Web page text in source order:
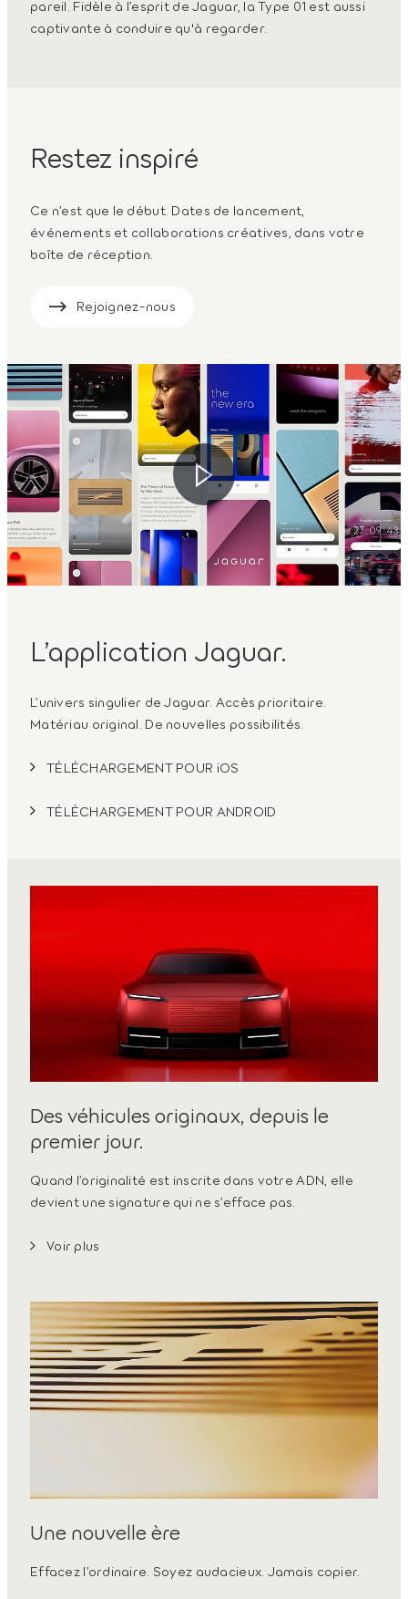
pareil. Fidèle à l’esprit de Jaguar, la Type 01 est aussi
captivante à conduire qu'à regarder.
Restez inspiré
Ce n’est que le début. Dates de lancement,
événements et collaborations créatives, dans votre
boîte de réception.
Rejoignez-nous
L’application Jaguar.
L’univers singulier de Jaguar. Accès prioritaire.
Matériau original. De nouvelles possibilités.
TÉLÉCHARGEMENT POUR iOS
TÉLÉCHARGEMENT POUR ANDROID
Des véhicules originaux, depuis le
premier jour.
Quand l’originalité est inscrite dans votre ADN, elle
devient une signature qui ne s’efface pas.
Voir plus
Une nouvelle ère
Effacez l’ordinaire. Soyez audacieux. Jamais copier.